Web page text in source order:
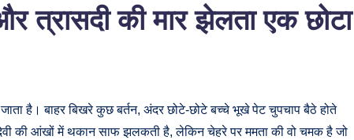
त्रासदी की मार झेलता एक छोटा
है। बाहर बिखरे कुछ बर्तन, अंदर छोटे-छोटे बच्चे भूखे पेट चुपचाप बैठे होते
की आंखों में थकान साफ झलकती है, लेकिन चेहरे पर ममता की वो चमक है जो